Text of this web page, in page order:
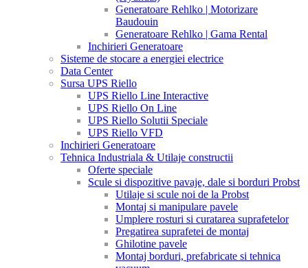
Generatoare Rehlko | Motorizare
Baudouin
Generatoare Rehlko | Gama Rental
Inchirieri Generatoare
Sisteme de stocare a energiei electrice
Data Center
Sursa UPS Riello
UPS Riello Line Interactive
UPS Riello On Line
UPS Riello Solutii Speciale
UPS Riello VFD
Inchirieri Generatoare
Tehnica Industriala & Utilaje constructii
Oferte speciale
Scule si dispozitive pavaje, dale si borduri Probst
Utilaje si scule noi de la Probst
Montaj si manipulare pavele
Umplere rosturi si curatarea suprafetelor
Pregatirea suprafetei de montaj
Ghilotine pavele
Montaj borduri, prefabricate si tehnica